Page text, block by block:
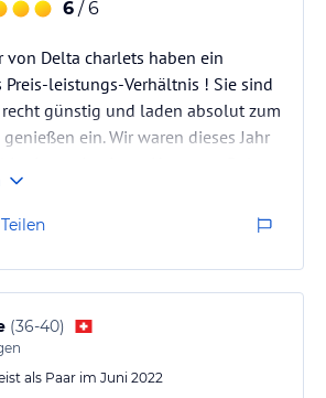
6 / 6
von Delta charlets haben ein
Preis-leistungs-Verhältnis ! Sie sind
günstig und laden absolut zum
ein. Wir waren dieses Jahr
Häuser haben uns sehr gut
nächstes Jahr wieder !!
Ort. Nicht überlaufen
Genau das richtige
Teilen
(36-40)
als Paar im Juni 2022